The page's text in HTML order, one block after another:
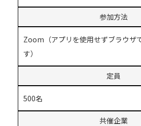
参加方法
Zoom（アプリを使用せずブラウザ
す）
定員
500名
共催企業